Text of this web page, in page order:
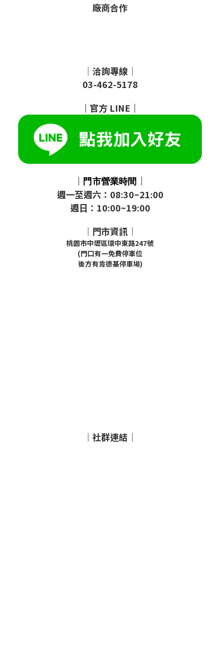
廠商合作
｜洽詢專線｜
03-462-5178
｜ 官方 LINE ｜
｜ 門市營業時間 ｜
週一至週六：08:30~21:00
週日：10:00~19:00
｜門市資訊｜
桃園市中壢區環中東路247號
(門口有一免費停車位
後方有肯德基停車場)
｜社群連結｜